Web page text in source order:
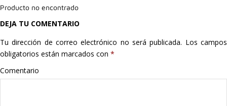
Hogar
Listas
Producto no encontrado
DEJA TU COMENTARIO
Tu dirección de correo electrónico no será publicada. Los campos
obligatorios están marcados con *
Comentario